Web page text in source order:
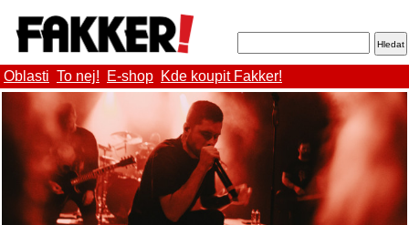
Oblasti To nej! E-shop Kde koupit Fakker!